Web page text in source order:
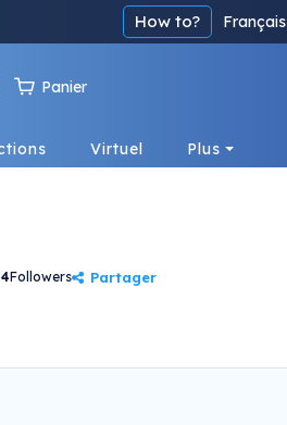
How to? Français
Panier
Virtuel Plus
4Followers Partager